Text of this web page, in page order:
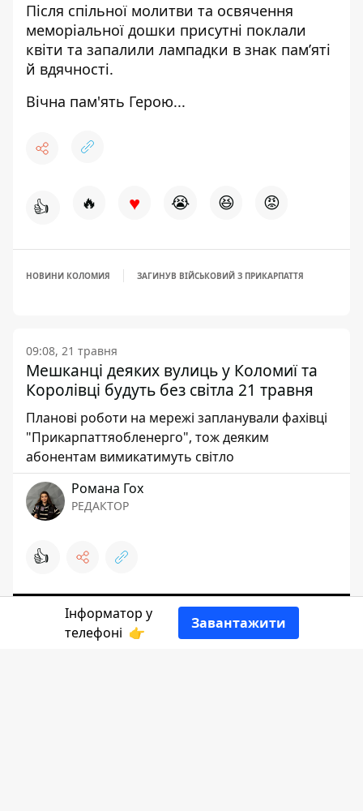
Після спільної молитви та освячення
меморіальної дошки присутні поклали
квіти та запалили лампадки в знак пам’яті
й вдячності.
Вічна пам'ять Герою...
👍 🔥 ♥ 😭 😆 😡
НОВИНИ КОЛОМИЯ ЗАГИНУВ ВІЙСЬКОВИЙ З ПРИКАРПАТТЯ
09:08, 21 травня
Мешканці деяких вулиць у Коломиї та
Королівці будуть без світла 21 травня
Планові роботи на мережі запланували фахівці
"Прикарпаттяобленерго", тож деяким
абонентам вимикатимуть світло
Романа Гох
РЕДАКТОР
👍
Інформатор у
телефоні 👉
Завантажити